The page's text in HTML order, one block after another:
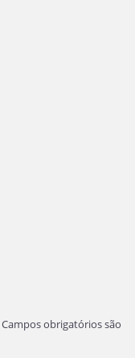
Campos obrigatórios são